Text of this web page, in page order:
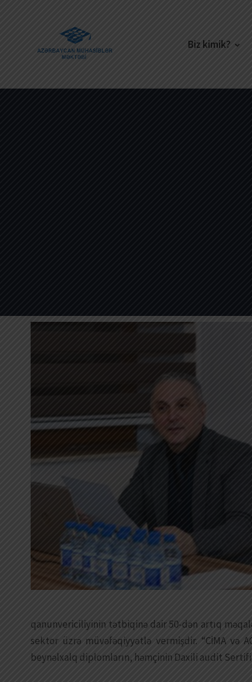
Biz kimik?
qanunvericiliyinin tətbiqinə dair 50-dən artıq
sektor üzrə müvəfəqiyyətlə vermişdir. “CİMA və
beynəlxalq diplomların, həmçinin Daxili audit